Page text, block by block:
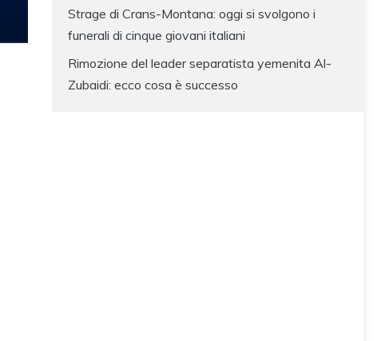
Strage di Crans-Montana: oggi si svolgono i
funerali di cinque giovani italiani
Rimozione del leader separatista yemenita Al-
Zubaidi: ecco cosa è successo